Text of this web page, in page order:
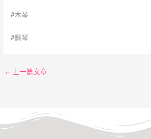
#木琴
#鋼琴
← 上一篇文章